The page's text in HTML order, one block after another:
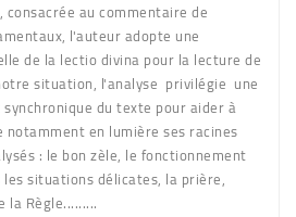
au commentaire de
l'auteur adopte une
de la lectio divina pour la lecture de
situation, l'analyse privilégie une
du texte pour aider à
en lumière ses racines
: le bon zèle, le fonctionnement
situations délicates, la prière,
Règle.........